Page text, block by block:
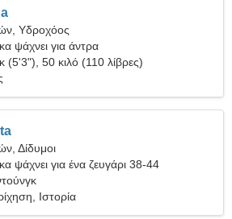
Υδροχόος
ψάχνει για άντρα
(5'3"), 50 κιλό (110 λίβρες)
Δίδυμοι
ψάχνει για ένα ζευγάρι 38-44
Ιστορία